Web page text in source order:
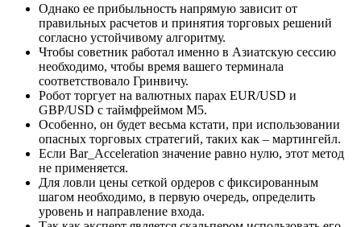
Однако ее прибыльность напрямую зависит от
правильных расчетов и принятия торговых решений
согласно устойчивому алгоритму.
Чтобы советник работал именно в Азиатскую сессию
необходимо, чтобы время вашего терминала
соответствовало Гринвичу.
Робот торгует на валютных парах EUR/USD и
GBP/USD с таймфреймом М5.
Особенно, он будет весьма кстати, при использовании
опасных торговых стратегий, таких как – мартингейл.
Если Bar_Acceleration значение равно нулю, этот метод
не применяется.
Для ловли цены сеткой ордеров с фиксированным
шагом необходимо, в первую очередь, определить
уровень и направление входа.